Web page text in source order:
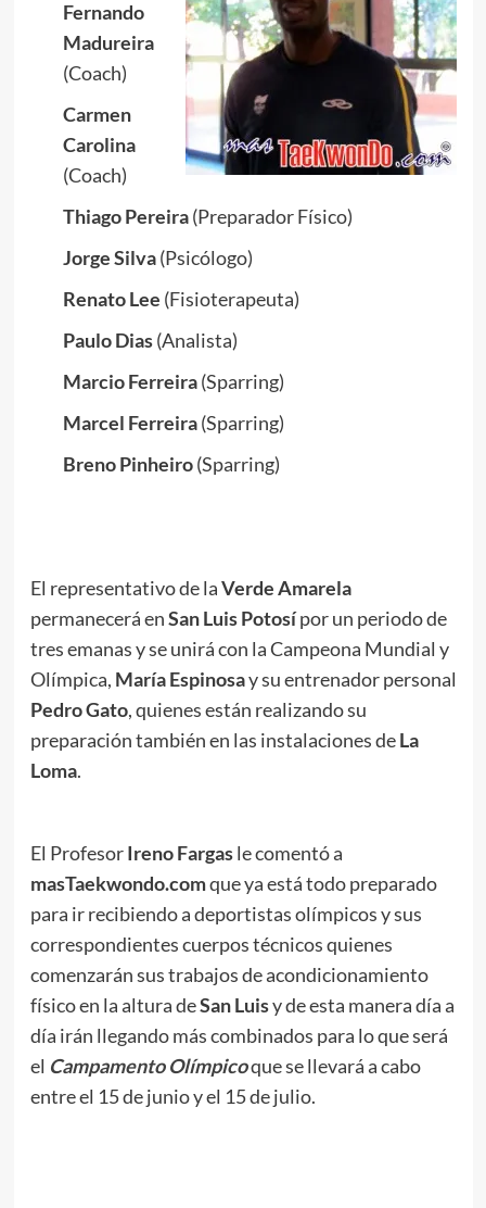
Fernando
Madureira
(Coach)
Carmen
Carolina
(Coach)
Thiago Pereira(Preparador Físico)
Jorge Silva(Psicólogo)
Renato Lee (Fisioterapeuta)
Paulo Dias(Analista)
Marcio Ferreira(Sparring)
Marcel Ferreira(Sparring)
Breno Pinheiro(Sparring)
El representativo de laVerde Amarela
permanecerá enSan Luis Potosípor un periodo de
tres emanas y se unirá con la Campeona Mundial y
Olímpica, María Espinosay su entrenador personal
PedroGato, quienes están realizando su
preparación también en las instalaciones deLa
Loma.
El ProfesorIreno Fargasle comentó a
masTaekwondo.comque ya está todo preparado
para ir recibiendo a deportistas olímpicos y sus
correspondientes cuerpos técnicos quienes
comenzarán sus trabajos de acondicionamiento
físico en la altura deSan Luisy de esta manera día a
día irán llegando más combinados para lo que será
el Campamento Olímpicoque se llevará a cabo
entre el 15 de junio y el 15 de julio.